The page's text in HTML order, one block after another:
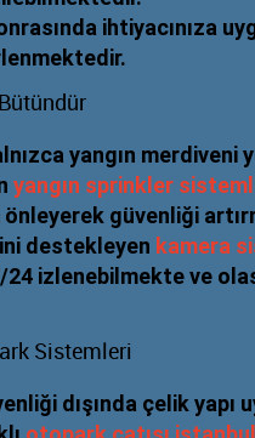
ihtiyacınıza
yangın merdiveni
yangın sprinkler
önleyerek güvenliği
destekleyen kamera
izlenebilmekte ve
Sistemleri
dışında çelik